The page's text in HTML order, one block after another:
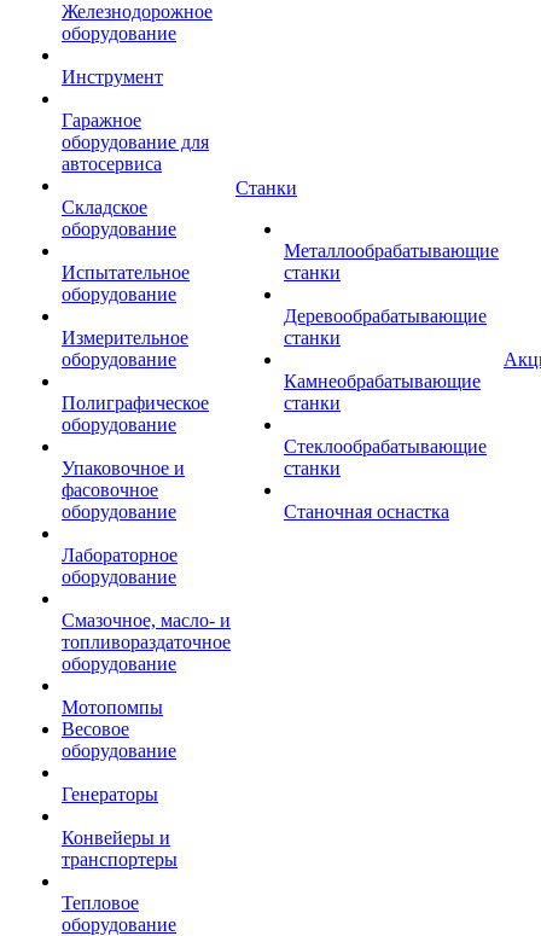
Железнодорожное
оборудование
Инструмент
Гаражное
оборудование для
автосервиса
Складское
оборудование
Испытательное
оборудование
Измерительное
оборудование
Полиграфическое
оборудование
Упаковочное и
фасовочное
оборудование
Лабораторное
оборудование
Смазочное, масло- и
топливораздаточное
оборудование
Мотопомпы
Весовое
оборудование
Генераторы
Конвейеры и
транспортеры
Тепловое
оборудование
Станки
Металлообрабатывающие
станки
Деревообрабатывающие
станки
Камнеобрабатывающие
станки
Стеклообрабатывающие
станки
Станочная оснастка